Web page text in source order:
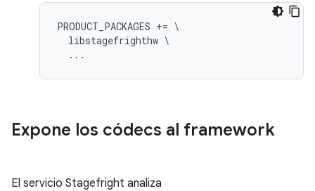
PRODUCT_PACKAGES += \
  libstagefrighthw \
Expone los códecs al framework
El servicio Stagefright analiza